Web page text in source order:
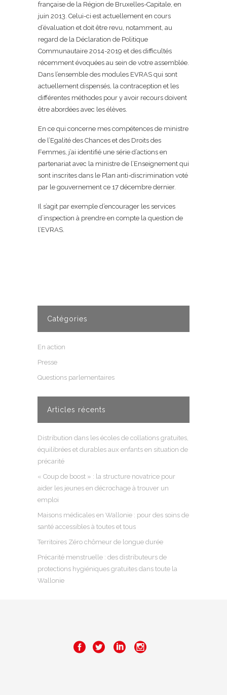
française de la Région de Bruxelles-Capitale, en
juin 2013. Celui-ci est actuellement en cours
d’évaluation et doit être revu, notamment, au
regard de la Déclaration de Politique
Communautaire 2014-2019 et des difficultés
récemment évoquées au sein de votre assemblée.
Dans l’ensemble des modules EVRAS qui sont
actuellement dispensés, la contraception et les
différentes méthodes pour y avoir recours doivent
être abordées avec les élèves.
En ce qui concerne mes compétences de ministre
de l’Egalité des Chances et des Droits des
Femmes, j’ai identifié une série d’actions en
partenariat avec la ministre de l’Enseignement qui
sont inscrites dans le Plan anti-discrimination voté
par le gouvernement ce 17 décembre dernier.
Il s’agit par exemple d’encourager les services
d’inspection à prendre en compte la question de
l’EVRAS.
Catégories
En action
Presse
Questions parlementaires
Articles récents
Distribution dans les écoles de collations gratuites,
équilibrées et durables aux enfants en situation de
précarité
« Coup de boost » : la structure novatrice pour
aider les jeunes en décrochage à trouver un
emploi
Maisons médicales en Wallonie : pour des soins de
santé accessibles à toutes et tous
Territoires Zéro chômeur de longue durée
Précarité menstruelle : des distributeurs de
protections hygiéniques gratuites dans toute la
Wallonie